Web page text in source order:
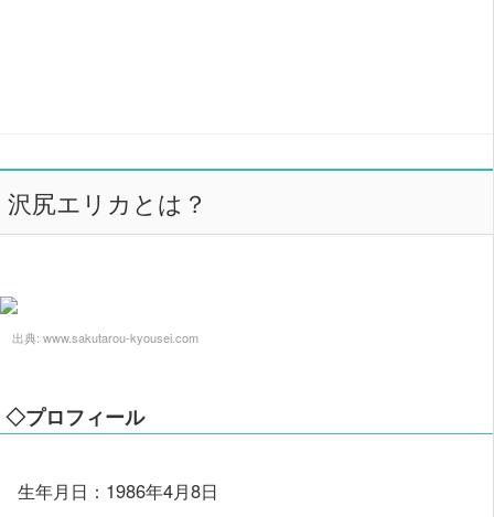
沢尻エリカとは？
出典: www.sakutarou-kyousei.com
◇プロフィール
生年月日：1986年4月8日